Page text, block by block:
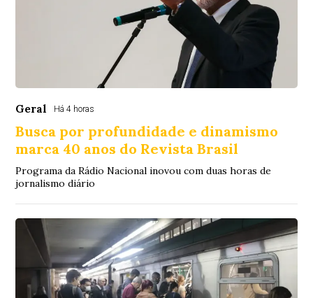
Geral Há 4 horas
Busca por profundidade e dinamismo
marca 40 anos do Revista Brasil
Programa da Rádio Nacional inovou com duas horas de
jornalismo diário